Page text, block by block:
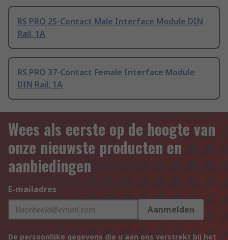
RS PRO 25-Contact Male Interface Module DIN
Rail, 1A
RS PRO 37-Contact Female Interface Module
DIN Rail, 1A
Wees als eerste op de hoogte van
onze nieuwste producten en
aanbiedingen
E-mailadres
Aanmelden
De persoonlijke gegevens die u aan ons verstrekt bij het